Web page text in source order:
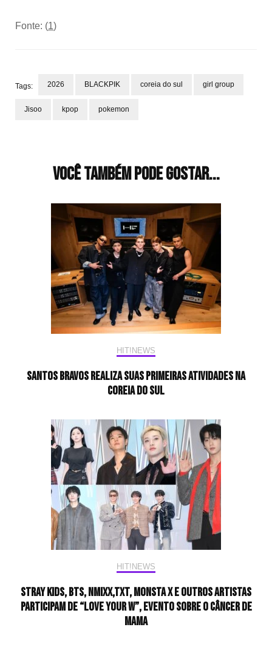
Fonte: (1)
Tags: 2026 BLACKPIK coreia do sul girl group
Jisoo kpop pokemon
Você também pode gostar...
HIT!NEWS
SANTOS BRAVOS realiza suas primeiras atividades na
Coreia do Sul
HIT!NEWS
Stray Kids, BTS, NMIXX,TXT, Monsta X e outros artistas
participam de “LOVE YOUR W”, evento sobre o câncer de
mama